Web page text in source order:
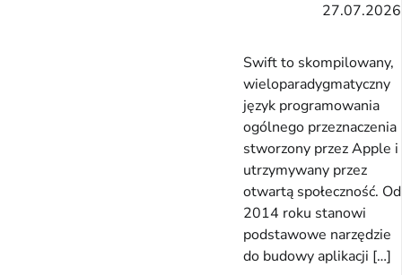
27.07.2026
Swift to skompilowany,
wieloparadygmatyczny
język programowania
ogólnego przeznaczenia
stworzony przez Apple i
utrzymywany przez
otwartą społeczność. Od
2014 roku stanowi
podstawowe narzędzie
do budowy aplikacji […]